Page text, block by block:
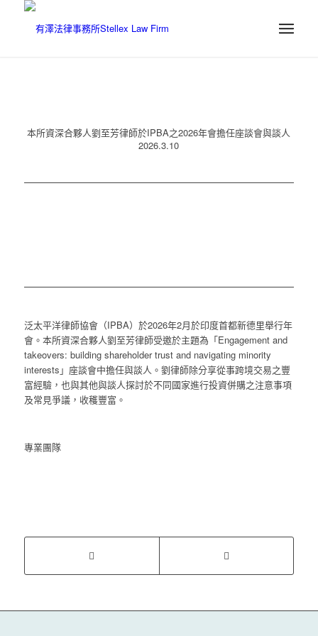
本所資深合夥人劉至芳律師於IPBA之2026年會擔任座談會與談人
2026.3.10
泛太平洋律師協會（IPBA）於2026年2月於印度首都新德里舉行年
會。本所資深合夥人劉至芳律師受邀於主題為「Engagement and
takeovers: building shareholder trust and navigating minority
interests」座談會中擔任與談人。劉律師除分享從事跨境交易之豐
富經驗，也與其他與談人探討於不同國家進行投資併購之注意事項
及常見爭議，收穫豐富。
專業團隊